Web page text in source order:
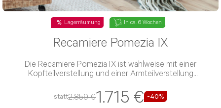
Lagerräumung In ca. 6 Wochen
Recamiere Pomezia IX
Die Recamiere Pomezia IX ist wahlweise mit einer
Kopfteilverstellung und einer Armteilverstellung
statt2.859 €1.715 € -40%